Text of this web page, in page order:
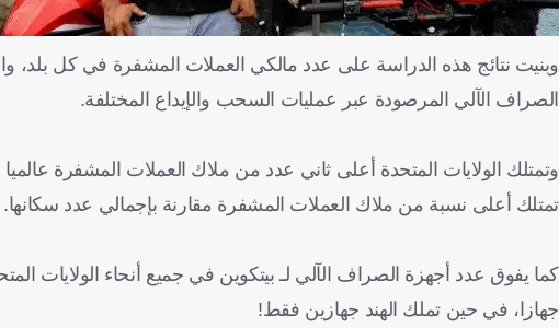
وبنيت نتائج هذه الدراسة على عدد مالكي العملات المشفرة في كل بلد،
الصراف الآلي المرصودة عبر عمليات السحب والإيداع المختلفة.
تمتلك أعلى نسبة من ملاك العملات المشفرة مقارنة بإجمالي عدد سكانها.
جهازا، في حين تملك الهند جهازين فقط!